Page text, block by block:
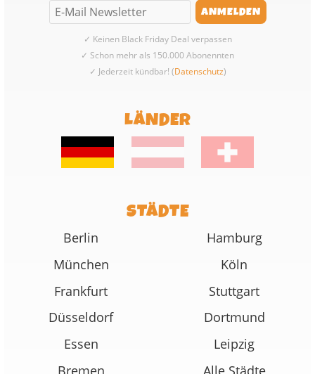
✓ Keinen Black Friday Deal verpassen
✓ Schon mehr als 150.000 Abonennten
✓ Jederzeit kündbar! (Datenschutz)
LÄNDER
STÄDTE
Berlin
Hamburg
München
Köln
Frankfurt
Stuttgart
Düsseldorf
Dortmund
Essen
Leipzig
Bremen
Alle Städte